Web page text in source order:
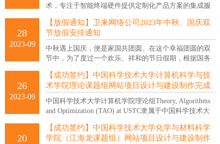
术，专注于智能终端硬件提供定制化产品方案的集成服
电子产品ODM/OEM代工。
28
2023-09
【放假通知】卫来网络公司2023年中秋、国庆双
节放假安排通知
中秋遇上国庆，便是家国共团圆。在这个幸福团圆的双
节中，为了度过一个欢乐、祥和的节日假期，根据国务
节、国庆节放假具体安排通知如下：1、放假时间：2023年9月29日(星
期五)至10月6日(星期五)放假，共8天。10月7日(星期六)、10月8日(星
期日)上班。
26
2023-09
【成功签约】中国科学技术大学计算机科学与技
术学院理论课题组网站项目设计与建设制作完成
中国科学技术大学计算机学院理论组Theory, Algorithms
and Optimization (TAO) at USTC隶属于中国科学技术大
据算法、人工智能、边缘计算等
20
【成功签约】中国科学技术大学化学与材料科学
学院（江海龙课题组）网站项目设计与建设制作